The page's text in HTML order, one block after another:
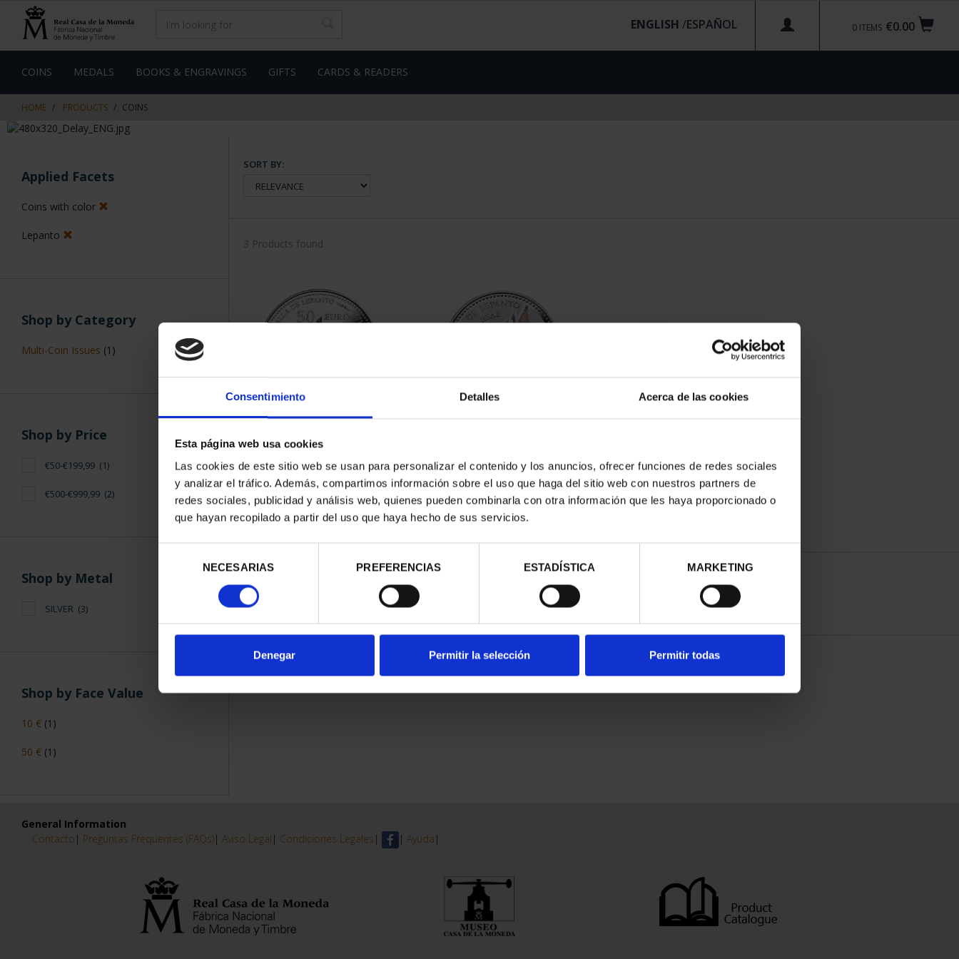
Consentimiento Detalles Acerca de las cookies
Esta página web usa cookies
Las cookies de este sitio web se usan para personalizar el contenido y los anuncios, ofrecer funciones de redes sociales
y analizar el tráfico. Además, compartimos información sobre el uso que haga del sitio web con nuestros partners de
redes sociales, publicidad y análisis web, quienes pueden combinarla con otra información que les haya proporcionado o
que hayan recopilado a partir del uso que haya hecho de sus servicios.
consentimiento
NECESARIAS PREFERENCIAS ESTADÍSTICA MARKETING
Denegar Permitir la selección Permitir todas
content
navigation
menu
€0.00
0 ITEMS
ENGLISH /
COINS MEDALS BOOKS & ENGRAVINGS GIFTS CARDS & READERS
HOME PRODUCTS COINS
Applied Facets
Coins with color
Lepanto
Shop by Category
Multi-Coin Issues (1)
Shop by Price
€50-€199,99 (1)
€500-€999,99 (2)
Shop by Metal
SILVER (3)
Shop by Face Value
10 € (1)
50 € (1)
SORT BY:
3 Products found
50 EURO SILVER ...
€610.00 €140.00 €750.00
General Information
Contacto | Preguntas Frequentes (FAQs)| Aviso Legal | Condiciones Legales | | Ayuda |